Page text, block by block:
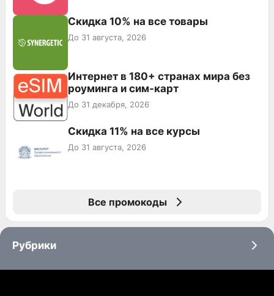
Скидка 10% на все товары
До 31 августа, 2026
Интернет в 180+ странах мира без
роуминга и сим-карт
До 31 декабря, 2026
Скидка 11% на все курсы
До 31 августа, 2026
Все промокоды
Рубрики